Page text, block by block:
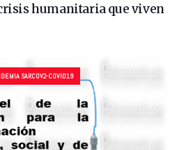
humanitaria que viven
SARCOV2-COVID19